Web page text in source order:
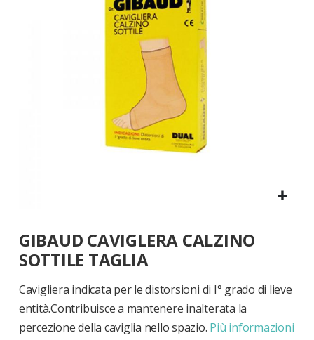
all'inizio
della
galleria
di
immagini
GIBAUD CAVIGLERA CALZINO
SOTTILE TAGLIA
Cavigliera indicata per le distorsioni di I° grado di lieve
entità.Contribuisce a mantenere inalterata la
percezione della caviglia nello spazio. Più informazioni